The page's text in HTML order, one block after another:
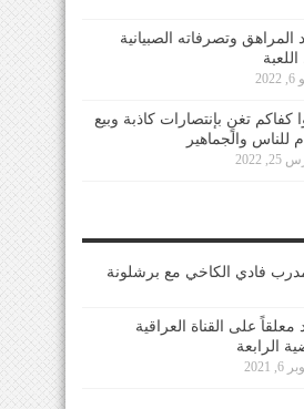
المراهق وتصرفاته الصبيانية
كفاكم تغنٍ بإنتصارات كاذبة وبيع
للناس والجماهير
2022
فادي الكاخي مع برشلونة
معلقاً على القناة العراقية
الرابعة
2021